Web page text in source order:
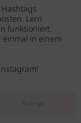
Lern
funktioniert.
in einem
Anzeige